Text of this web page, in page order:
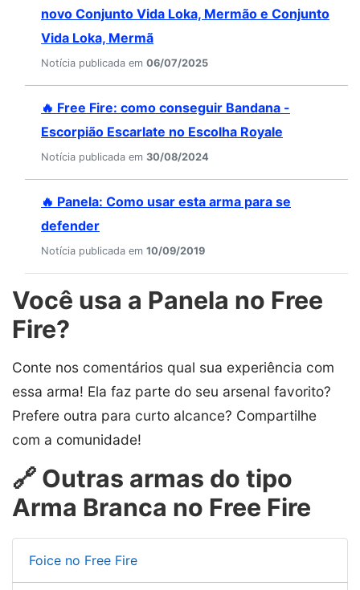
novo Conjunto Vida Loka, Mermão e Conjunto
Vida Loka, Mermã
Notícia publicada em 06/07/2025
🔥 Free Fire: como conseguir Bandana -
Escorpião Escarlate no Escolha Royale
Notícia publicada em 30/08/2024
🔥 Panela: Como usar esta arma para se
defender
Notícia publicada em 10/09/2019
Você usa a Panela no Free
Fire?
Conte nos comentários qual sua experiência com
essa arma! Ela faz parte do seu arsenal favorito?
Prefere outra para curto alcance? Compartilhe
com a comunidade!
🔗 Outras armas do tipo
Arma Branca no Free Fire
Foice no Free Fire